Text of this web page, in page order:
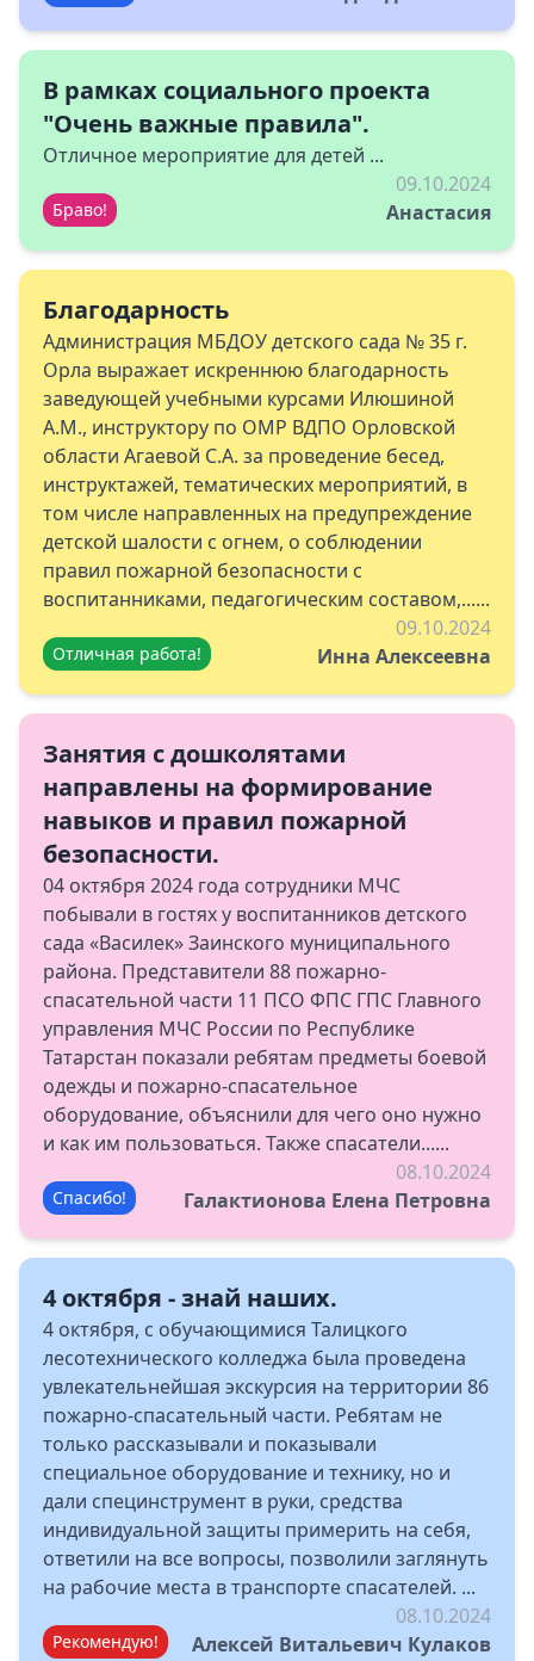
В рамках социального проекта
"Очень важные правила".
Отличное мероприятие для детей ...
Браво!
09.10.2024
Анастасия
Благодарность
Администрация МБДОУ детского сада № 35 г.
Орла выражает искреннюю благодарность
заведующей учебными курсами Илюшиной
А.М., инструктору по ОМР ВДПО Орловской
области Агаевой С.А. за проведение бесед,
инструктажей, тематических мероприятий, в
том числе направленных на предупреждение
детской шалости с огнем, о соблюдении
правил пожарной безопасности с
воспитанниками, педагогическим составом,......
Отличная работа!
09.10.2024
Инна Алексеевна
Занятия с дошколятами
направлены на формирование
навыков и правил пожарной
безопасности.
04 октября 2024 года сотрудники МЧС
побывали в гостях у воспитанников детского
сада «Василек» Заинского муниципального
района. Представители 88 пожарно-
спасательной части 11 ПСО ФПС ГПС Главного
управления МЧС России по Республике
Татарстан показали ребятам предметы боевой
одежды и пожарно-спасательное
оборудование, объяснили для чего оно нужно
и как им пользоваться. Также спасатели......
Спасибо!
08.10.2024
Галактионова Елена Петровна
4 октября - знай наших.
4 октября, с обучающимися Талицкого
лесотехнического колледжа была проведена
увлекательнейшая экскурсия на территории 86
пожарно-спасательный части. Ребятам не
только рассказывали и показывали
специальное оборудование и технику, но и
дали специнструмент в руки, средства
индивидуальной защиты примерить на себя,
ответили на все вопросы, позволили заглянуть
на рабочие места в транспорте спасателей. ...
Рекомендую!
08.10.2024
Алексей Витальевич Кулаков